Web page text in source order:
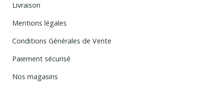
Livraison
Mentions légales
Conditions Générales de Vente
Paiement sécurisé
Nos magasins